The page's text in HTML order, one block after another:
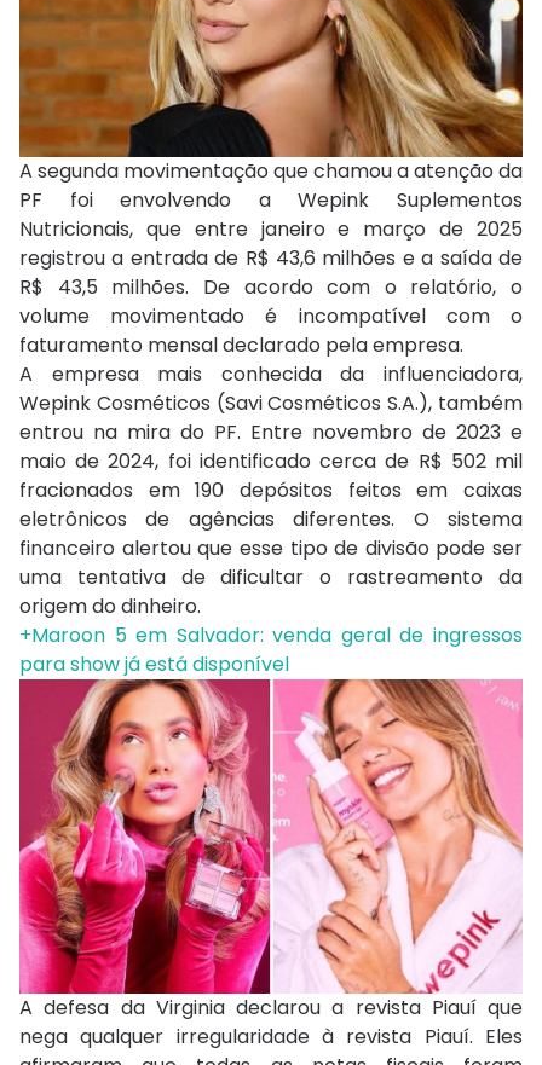
A segunda movimentação que chamou a atenção da
PF foi envolvendo a Wepink Suplementos
Nutricionais, que entre janeiro e março de 2025
registrou a entrada de R$ 43,6 milhões e a saída de
R$ 43,5 milhões. De acordo com o relatório, o
volume movimentado é incompatível com o
faturamento mensal declarado pela empresa.
A empresa mais conhecida da influenciadora,
Wepink Cosméticos (Savi Cosméticos S.A.), também
entrou na mira do PF. Entre novembro de 2023 e
maio de 2024, foi identificado cerca de R$ 502 mil
fracionados em 190 depósitos feitos em caixas
eletrônicos de agências diferentes. O sistema
financeiro alertou que esse tipo de divisão pode ser
uma tentativa de dificultar o rastreamento da
origem do dinheiro.
+Maroon 5 em Salvador: venda geral de ingressos
para show já está disponível
A defesa da Virginia declarou a revista Piauí que
nega qualquer irregularidade à revista Piauí. Eles